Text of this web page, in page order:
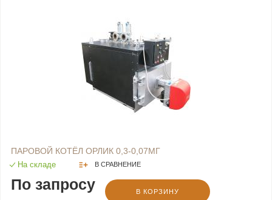
ПАРОВОЙ КОТЁЛ ОРЛИК 0,3-0,07МГ
На складе В СРАВНЕНИЕ
По запросу В КОРЗИНУ